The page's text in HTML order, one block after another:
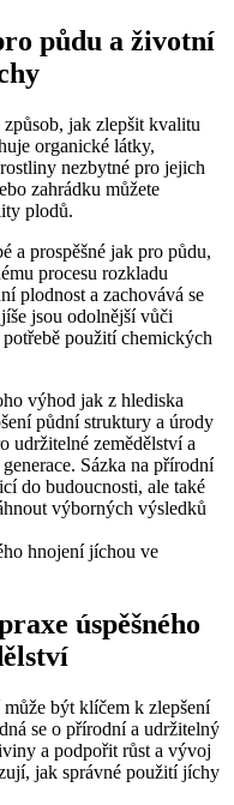
půdu a ​životní
jak zlepšit⁤ kvalitu⁢
organické látky,
nezbytné pro ​jejich
zahrádku můžete
plodů.
a ⁤prospěšné jak pro půdu,
procesu rozkladu
plodnost a zachovává se
jsou ‌odolnější vůči
použití chemických
⁣výhod jak z hlediska
půdní struktury a⁣ úrody
udržitelné ‌zemědělství a
Sázka na přírodní
do budoucnosti,⁢ ale také
výborných výsledků
úspěšného
být klíčem k zlepšení
se o přírodní a udržitelný
a podpořit růst a vývoj
jak správné použití jíchy